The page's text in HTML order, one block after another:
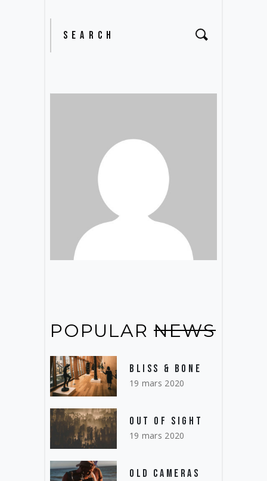
POPULARNEWS
BLISS & BONE
19 mars 2020
OUT OF SIGHT
19 mars 2020
OLD CAMERAS